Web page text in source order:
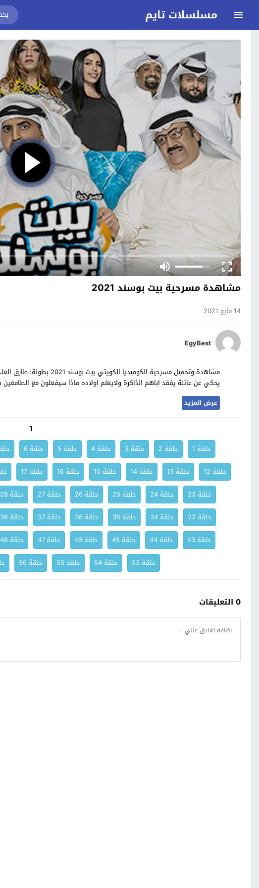
مسلسلات تايم
مشاهدة مسرحية بيت بوسند 2021
14 مايو 2021
EgyBest
يحكي عن عائلة يفقد اباهم الذاكرة ولايعلم اولاده ماذا سيفعلون مع
عرض المزيد
1
حلقة 1 حلقة 2 حلقة 3 حلقة 4 حلقة 5 حلقة 6
حلقة 12
حلقة 13 حلقة 14 حلقة 15 حلقة 16 حلقة 17
حلقة 23
حلقة 24 حلقة 25 حلقة 26 حلقة 27 حلقة 28
حلقة 33
حلقة 34 حلقة 35 حلقة 36 حلقة 37 حلقة 38
حلقة 43
حلقة 44 حلقة 45 حلقة 46 حلقة 47 حلقة 48
حلقة 53
حلقة 54 حلقة 55 حلقة 56
0 التعليقات